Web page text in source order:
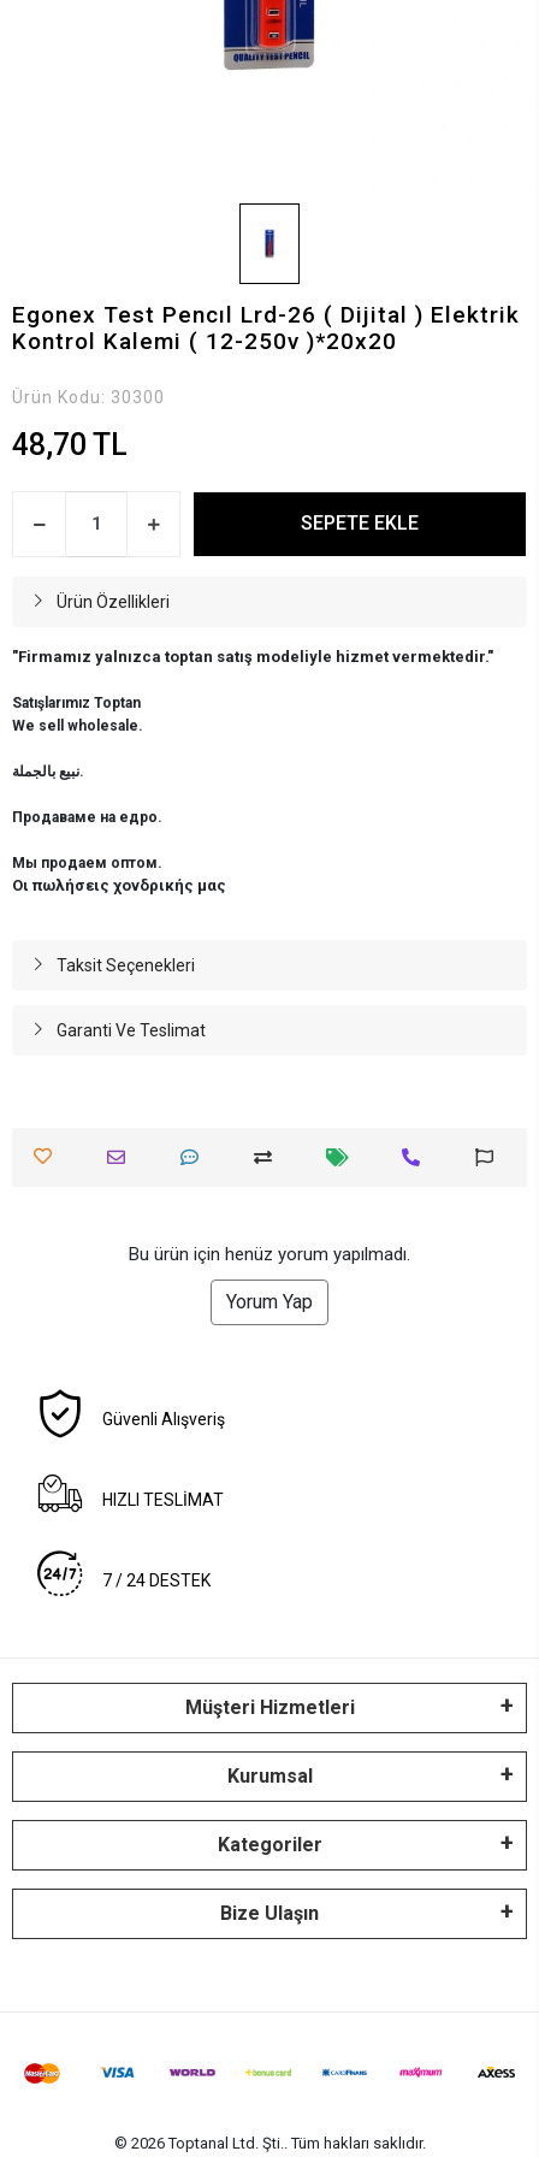
Egonex Test Pencıl Lrd-26 ( Dijital ) Elektrik
Kontrol Kalemi ( 12-250v )*20x20
Ürün Kodu: 30300
48,70 TL
SEPETE EKLE
Ürün Özellikleri
"Firmamız yalnızca toptan satış modeliyle hizmet vermektedir."
Satışlarımız Toptan
We sell wholesale.
نبيع بالجملة.
Продаваме на едро.
Мы продаем оптом.
Οι πωλήσεις χονδρικής μας
Taksit Seçenekleri
Garanti Ve Teslimat
Bu ürün için henüz yorum yapılmadı.
Yorum Yap
Güvenli Alışveriş
HIZLI TESLİMAT
7 / 24 DESTEK
Müşteri Hizmetleri
Kurumsal
Kategoriler
Bize Ulaşın
© 2026 Toptanal Ltd. Şti.. Tüm hakları saklıdır.